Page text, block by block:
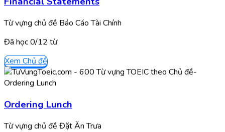
Từ vựng chủ đề Báo Cáo Tài Chính
Đã học0/12 từ
Xem Chủ đề
Ordering Lunch
Từ vựng chủ đề Đặt Ăn Trưa